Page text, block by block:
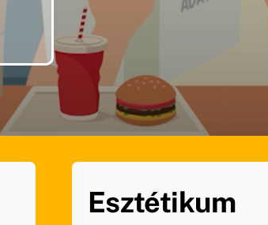
Esztétikum